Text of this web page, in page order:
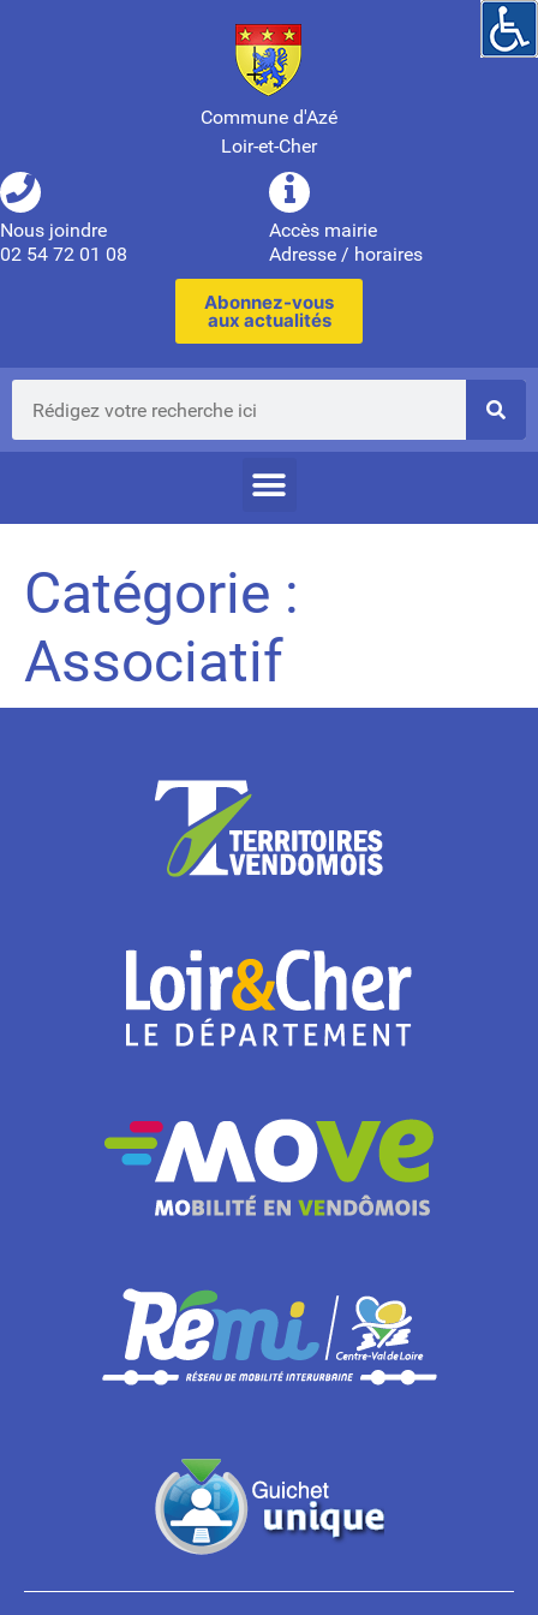
Commune d'Azé
Loir-et-Cher
Nous joindre
02 54 72 01 08
Accès mairie
Adresse / horaires
Abonnez-vous
aux actualités
Catégorie :
Associatif